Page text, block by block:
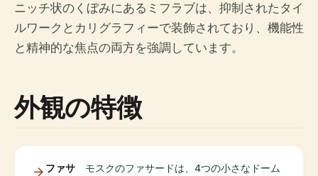
ニッチ状のくぼみにあるミフラブは、抑制されたタイ
ルワークとカリグラフィーで装飾されており、機能性
と精神的な焦点の両方を強調しています。
外観の特徴
ファサ
モスクのファサードは、4つの小さなドーム